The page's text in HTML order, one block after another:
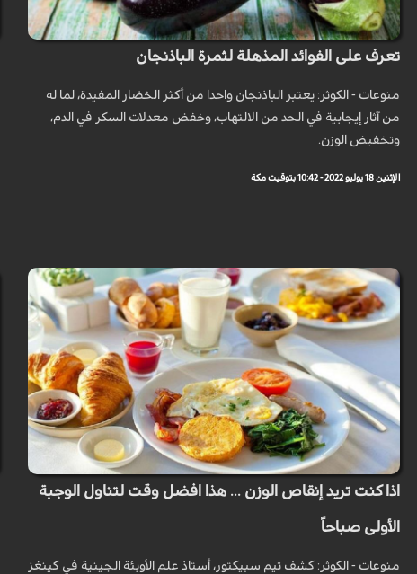
تعرف على الفوائد المذهلة لثمرة الباذنجان
منوعات - الكوثر: يعتبر الباذنجان واحدا من أكثر الخضار المفيدة، لما له
من آثار إيجابية في الحد من الالتهاب، وخفض معدلات السكر في الدم،
وتخفيض الوزن.
الإثنين 18 يوليو 2022 - 10:42 بتوقيت مكة
اذا كنت تريد إنقاص الوزن ... هذا افضل وقت لتناول الوجبة
الأولى صباحاً
منوعات - الكوثر: كشف تيم سبيكتور، أستاذ علم الأوبئة الجينية في كينغز